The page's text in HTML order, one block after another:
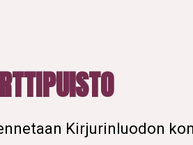
Kirjurinluodon